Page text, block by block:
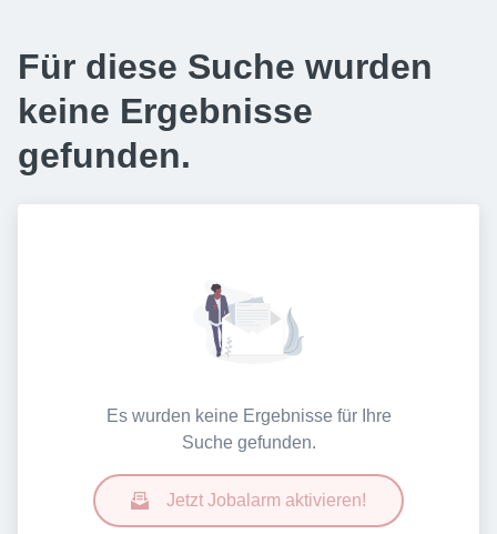
Für diese Suche wurden
keine Ergebnisse
gefunden.
Es wurden keine Ergebnisse für Ihre
Suche gefunden.
Jetzt Jobalarm aktivieren!